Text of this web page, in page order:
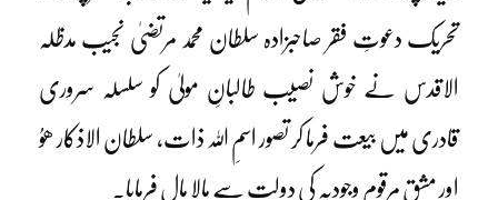
تحریک دعوتِ فقر صاحبزادہ سلطان محمد مرتضیٰ نجیب مدظلہ
الاقدس نے خوش نصیب طالبانِ مولیٰ کو سلسلہ سروری
قادری میں بیعت فرما کر تصور اسمِ اللہ ذات، سلطان الاذکار ھوُ
اور مشق مرقوم وجودیہ کی دولت سے مالا مال فرمایا۔